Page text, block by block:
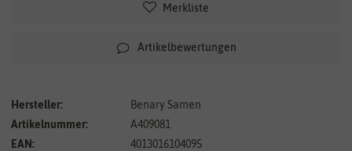
Merkliste
Artikelbewertungen
Hersteller:
Benary Samen
Artikelnummer:
A409081
EAN:
4013016104095